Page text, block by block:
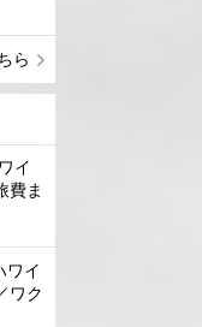
ら
イ
費ま
ワイ
ワク